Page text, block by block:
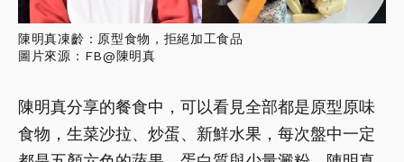
陳明真凍齡：原型食物，拒絕加工食品
圖片來源：FB@陳明真
陳明真分享的餐食中，可以看見全部都是原型原味
食物，生菜沙拉、炒蛋、新鮮水果，每次盤中一定